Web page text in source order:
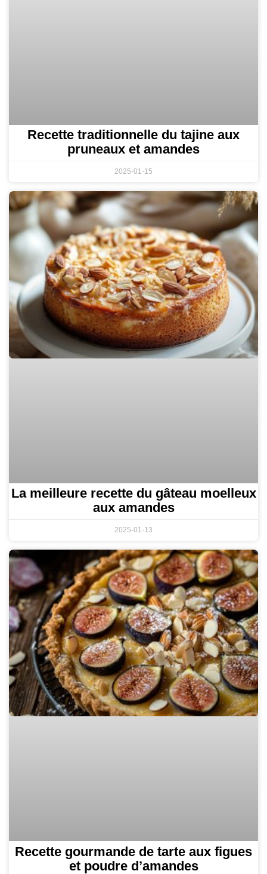
Recette traditionnelle du tajine aux
pruneaux et amandes
2025-01-15
La meilleure recette du gâteau moelleux
aux amandes
2025-01-13
Recette gourmande de tarte aux figues
et poudre d’amandes